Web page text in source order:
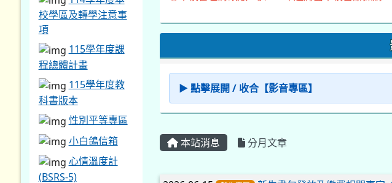
▶ 點擊展開 / 收合【影音專區】
本站消息 分月文章
校學區及轉學注意事
項
115學年度課
程總體計畫
115學年度教
科書版本
性別平等專區
小白鴿信箱
心情溫度計
(BSRS-5)